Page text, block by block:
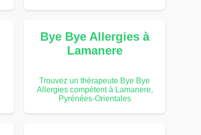
Bye Bye Allergies à
Lamanere
Trouvez un thérapeute Bye Bye
Allergies compétent à Lamanere,
Pyrénées-Orientales